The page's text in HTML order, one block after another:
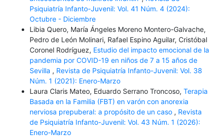
Psiquiatría Infanto-Juvenil: Vol. 41 Núm. 4 (2024):
Octubre - Diciembre
Libia Quero, María Ángeles Moreno Montero-Galvache,
Pedro de León Molinari, Rafael Espino Aguilar, Cristóbal
Coronel Rodríguez, Estudio del impacto emocional de la
pandemia por COVID-19 en niños de 7 a 15 años de
Sevilla , Revista de Psiquiatría Infanto-Juvenil: Vol. 38
Núm. 1 (2021): Enero-Marzo
Laura Claris Mateo, Eduardo Serrano Troncoso, Terapia
Basada en la Familia (FBT) en varón con anorexia
nerviosa prepuberal: a propósito de un caso , Revista
de Psiquiatría Infanto-Juvenil: Vol. 43 Núm. 1 (2026):
Enero-Marzo